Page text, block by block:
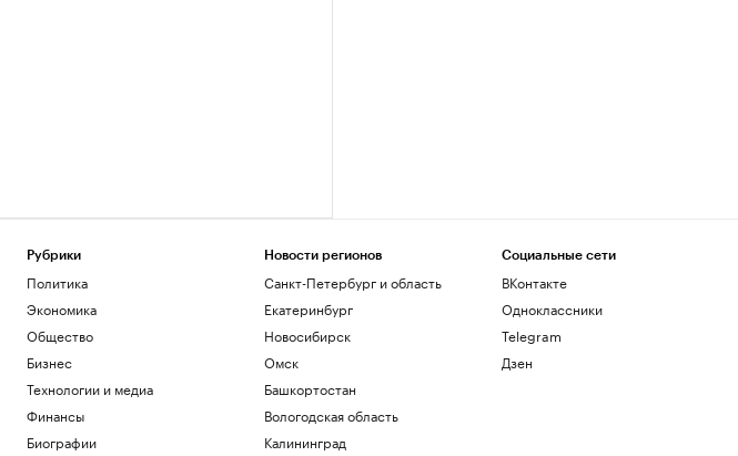
Рубрики
Политика
Экономика
Общество
Бизнес
Технологии и медиа
Финансы
Биографии
Новости регионов
Санкт-Петербург и область
Екатеринбург
Новосибирск
Омск
Башкортостан
Вологодская область
Калининград
Социальные сети
ВКонтакте
Одноклассники
Telegram
Дзен